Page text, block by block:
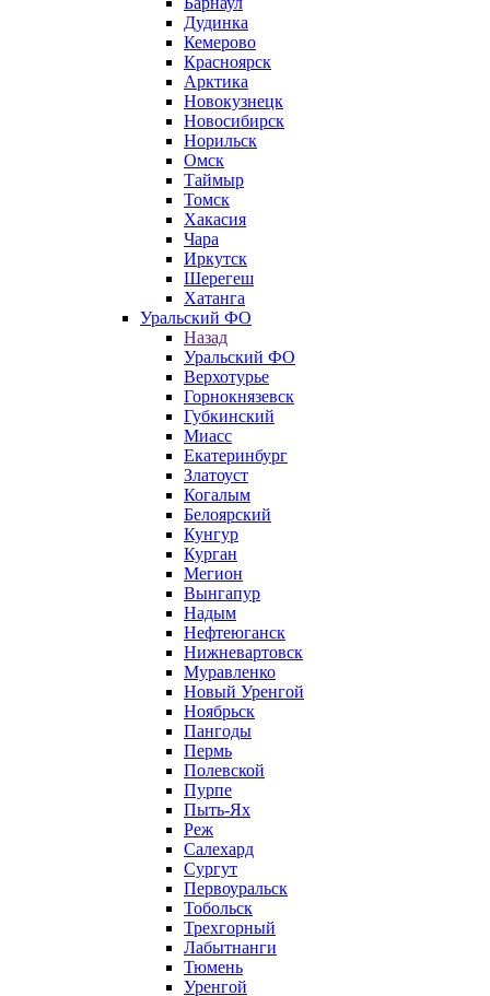
Дудинка
Кемерово
Красноярск
Арктика
Новокузнецк
Новосибирск
Норильск
Омск
Таймыр
Томск
Хакасия
Чара
Иркутск
Шерегеш
Хатанга
Уральский ФО
Назад
Уральский ФО
Верхотурье
Горнокнязевск
Губкинский
Миасс
Екатеринбург
Златоуст
Когалым
Белоярский
Кунгур
Курган
Мегион
Вынгапур
Надым
Нефтеюганск
Нижневартовск
Муравленко
Новый Уренгой
Ноябрьск
Пангоды
Пермь
Полевской
Пурпе
Пыть-Ях
Реж
Салехард
Сургут
Первоуральск
Тобольск
Трехгорный
Лабытнанги
Тюмень
Уренгой